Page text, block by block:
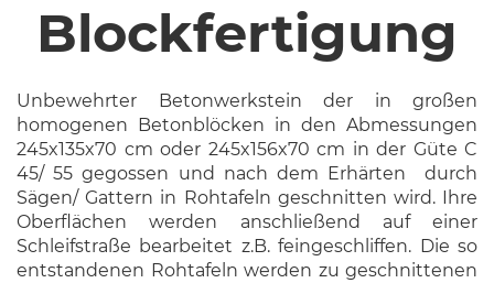
Blockfertigung
Unbewehrter Betonwerkstein der in großen
homogenen Betonblöcken in den Abmessungen
245x135x70 cm oder 245x156x70 cm in der Güte C
45/ 55 gegossen und nach dem Erhärten
durch
Sägen/ Gattern in Rohtafeln geschnitten wird. Ihre
Oberflächen werden anschließend auf einer
Schleifstraße bearbeitet z.B. feingeschliffen. Die so
entstandenen Rohtafeln werden zu geschnittenen